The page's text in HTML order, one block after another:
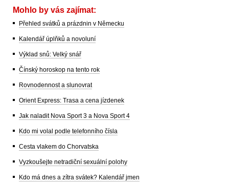
Mohlo by vás zajímat:
Přehled svátků a prázdnin v Německu
Kalendář úplňků a novoluní
Výklad snů: Velký snář
Čínský horoskop na tento rok
Rovnodennost a slunovrat
Orient Express: Trasa a cena jízdenek
Jak naladit Nova Sport 3 a Nova Sport 4
Kdo mi volal podle telefonního čísla
Cesta vlakem do Chorvatska
Vyzkoušejte netradiční sexuální polohy
Kdo má dnes a zítra svátek? Kalendář jmen